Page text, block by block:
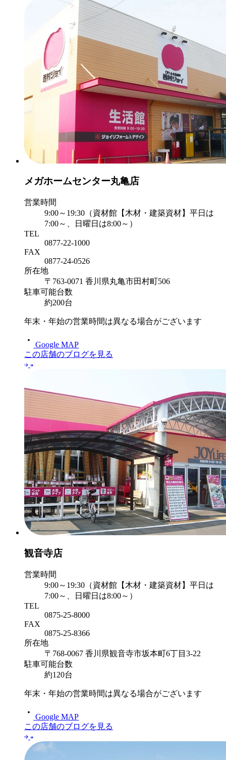
メガホームセンター丸亀店
営業時間
9:00～19:30（資材館【木材・建築資材】平日は
7:00～、日曜日は8:00～）
TEL
0877-22-1000
FAX
0877-24-0526
所在地
〒763-0071 香川県丸亀市田村町506
駐車可能台数
約200台
年末・年始の営業時間は異なる場合がございます
Google MAP
この店舗のブログを見る
観音寺店
営業時間
9:00～19:30（資材館【木材・建築資材】平日は
7:00～、日曜日は8:00～）
TEL
0875-25-8000
FAX
0875-25-8366
所在地
〒768-0067 香川県観音寺市坂本町6丁目3-22
駐車可能台数
約120台
年末・年始の営業時間は異なる場合がございます
Google MAP
この店舗のブログを見る